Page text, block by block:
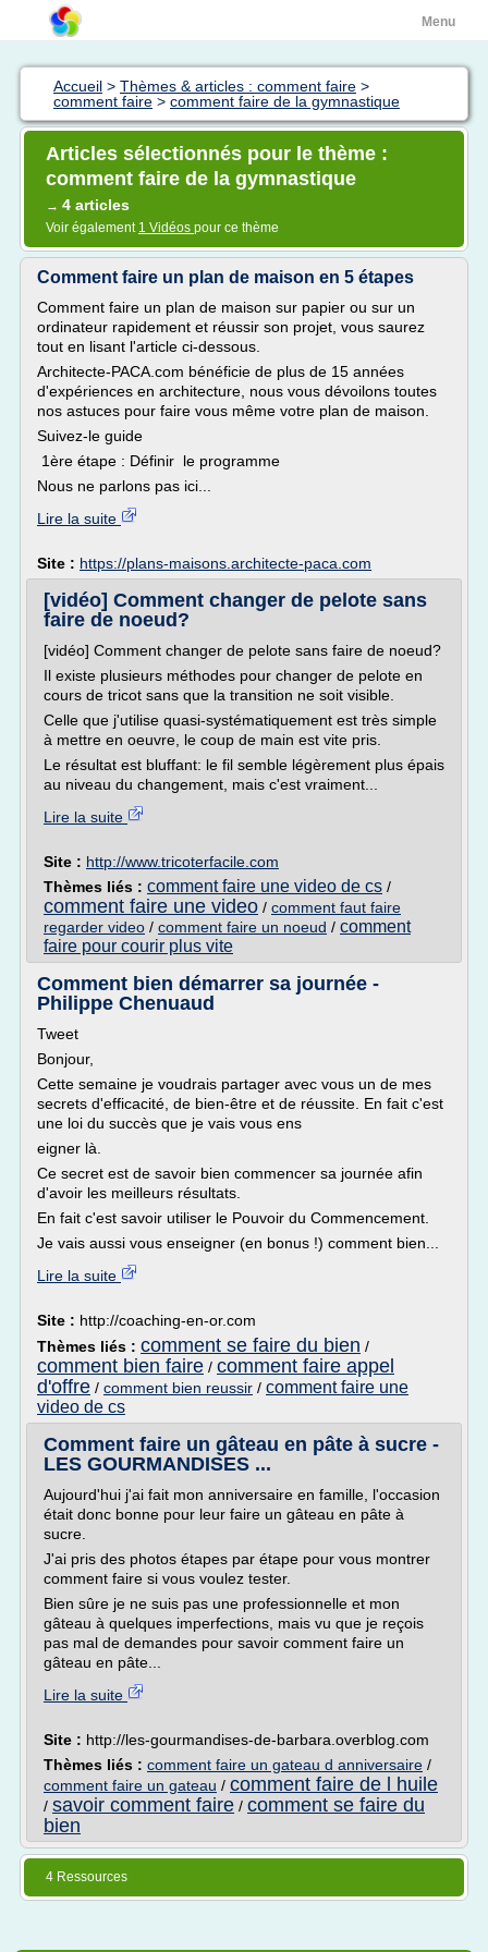
Menu
Accueil > Thèmes & articles : comment faire >
comment faire > comment faire de la gymnastique
Articles sélectionnés pour le thème :
comment faire de la gymnastique
→ 4 articles
Voir également 1 Vidéos pour ce thème
Comment faire un plan de maison en 5 étapes
Comment faire un plan de maison sur papier ou sur un
ordinateur rapidement et réussir son projet, vous saurez
tout en lisant l'article ci-dessous.
Architecte-PACA.com bénéficie de plus de 15 années
d'expériences en architecture, nous vous dévoilons toutes
nos astuces pour faire vous même votre plan de maison.
Suivez-le guide
1ère étape : Définir le programme
Nous ne parlons pas ici...
Lire la suite
Site : https://plans-maisons.architecte-paca.com
[vidéo] Comment changer de pelote sans
faire de noeud?
[vidéo] Comment changer de pelote sans faire de noeud?
Il existe plusieurs méthodes pour changer de pelote en
cours de tricot sans que la transition ne soit visible.
Celle que j'utilise quasi-systématiquement est très simple
à mettre en oeuvre, le coup de main est vite pris.
Le résultat est bluffant: le fil semble légèrement plus épais
au niveau du changement, mais c'est vraiment...
Lire la suite
Site : http://www.tricoterfacile.com
Thèmes liés : comment faire une video de cs /
comment faire une video / comment faut faire
regarder video / comment faire un noeud / comment
faire pour courir plus vite
Comment bien démarrer sa journée -
Philippe Chenuaud
Tweet
Bonjour,
Cette semaine je voudrais partager avec vous un de mes
secrets d'efficacité, de bien-être et de réussite. En fait c'est
une loi du succès que je vais vous ens
eigner là.
Ce secret est de savoir bien commencer sa journée afin
d'avoir les meilleurs résultats.
En fait c'est savoir utiliser le Pouvoir du Commencement.
Je vais aussi vous enseigner (en bonus !) comment bien...
Lire la suite
Site : http://coaching-en-or.com
Thèmes liés : comment se faire du bien /
comment bien faire / comment faire appel
d'offre / comment bien reussir / comment faire une
video de cs
Comment faire un gâteau en pâte à sucre -
LES GOURMANDISES ...
Aujourd'hui j'ai fait mon anniversaire en famille, l'occasion
était donc bonne pour leur faire un gâteau en pâte à
sucre.
J'ai pris des photos étapes par étape pour vous montrer
comment faire si vous voulez tester.
Bien sûre je ne suis pas une professionnelle et mon
gâteau à quelques imperfections, mais vu que je reçois
pas mal de demandes pour savoir comment faire un
gâteau en pâte...
Lire la suite
Site : http://les-gourmandises-de-barbara.overblog.com
Thèmes liés : comment faire un gateau d anniversaire /
comment faire un gateau / comment faire de l huile
/ savoir comment faire / comment se faire du
bien
4 Ressources